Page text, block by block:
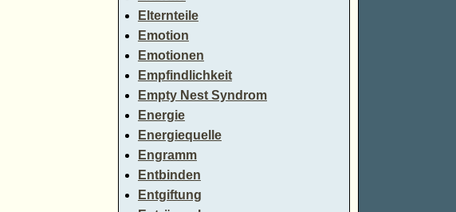
Elternteile
Emotion
Emotionen
Empfindlichkeit
Empty Nest Syndrom
Energie
Energiequelle
Engramm
Entbinden
Entgiftung